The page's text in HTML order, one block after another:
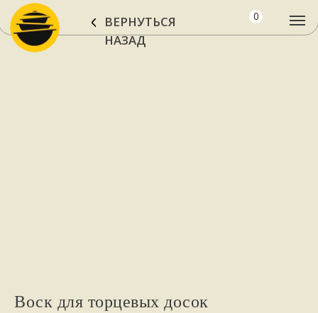
ВЕРНУТЬСЯ
НАЗАД
Воск для торцевых досок